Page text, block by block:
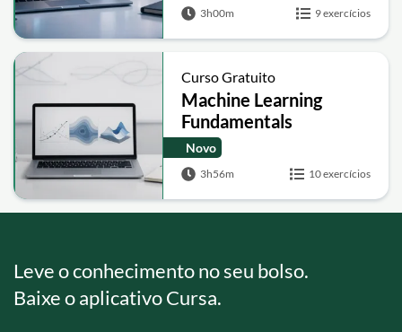
3h00m 9 exercícios
Curso Gratuito
Machine Learning
Fundamentals
Novo
3h56m 10 exercícios
Leve o conhecimento no seu bolso.
Baixe o aplicativo Cursa.